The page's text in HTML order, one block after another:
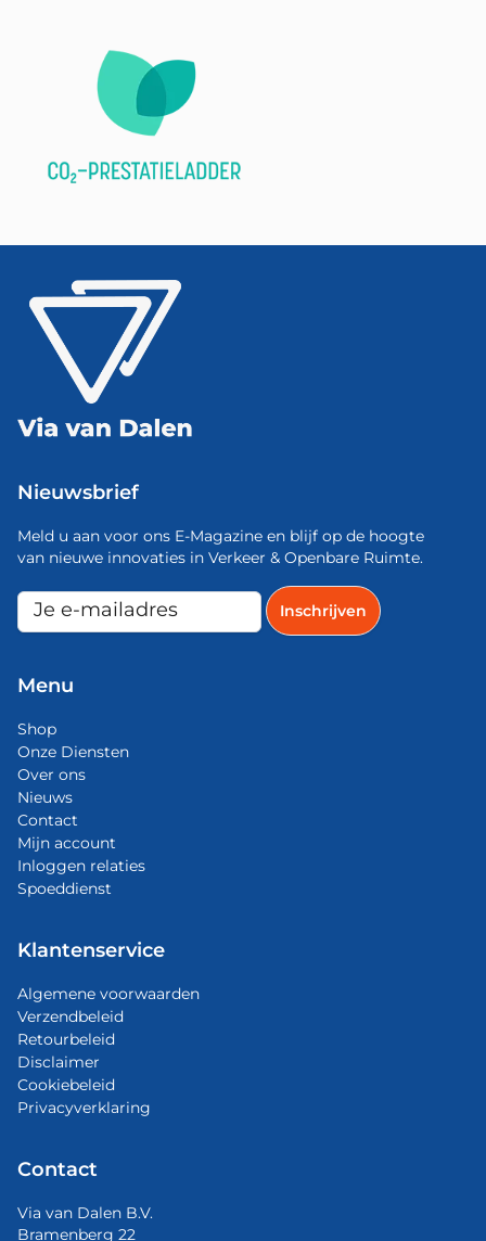
Nieuwsbrief
Meld u aan voor ons E-Magazine en blijf op de hoogte
van nieuwe innovaties in Verkeer & Openbare Ruimte.
Menu
Shop
Onze Diensten
Over ons
Nieuws
Contact
Mijn account
Inloggen relaties
Spoeddienst
Klantenservice
Algemene voorwaarden
Verzendbeleid
Retourbeleid
Disclaimer
Cookiebeleid
Privacyverklaring
Contact
Via van Dalen B.V.
Bramenberg 22